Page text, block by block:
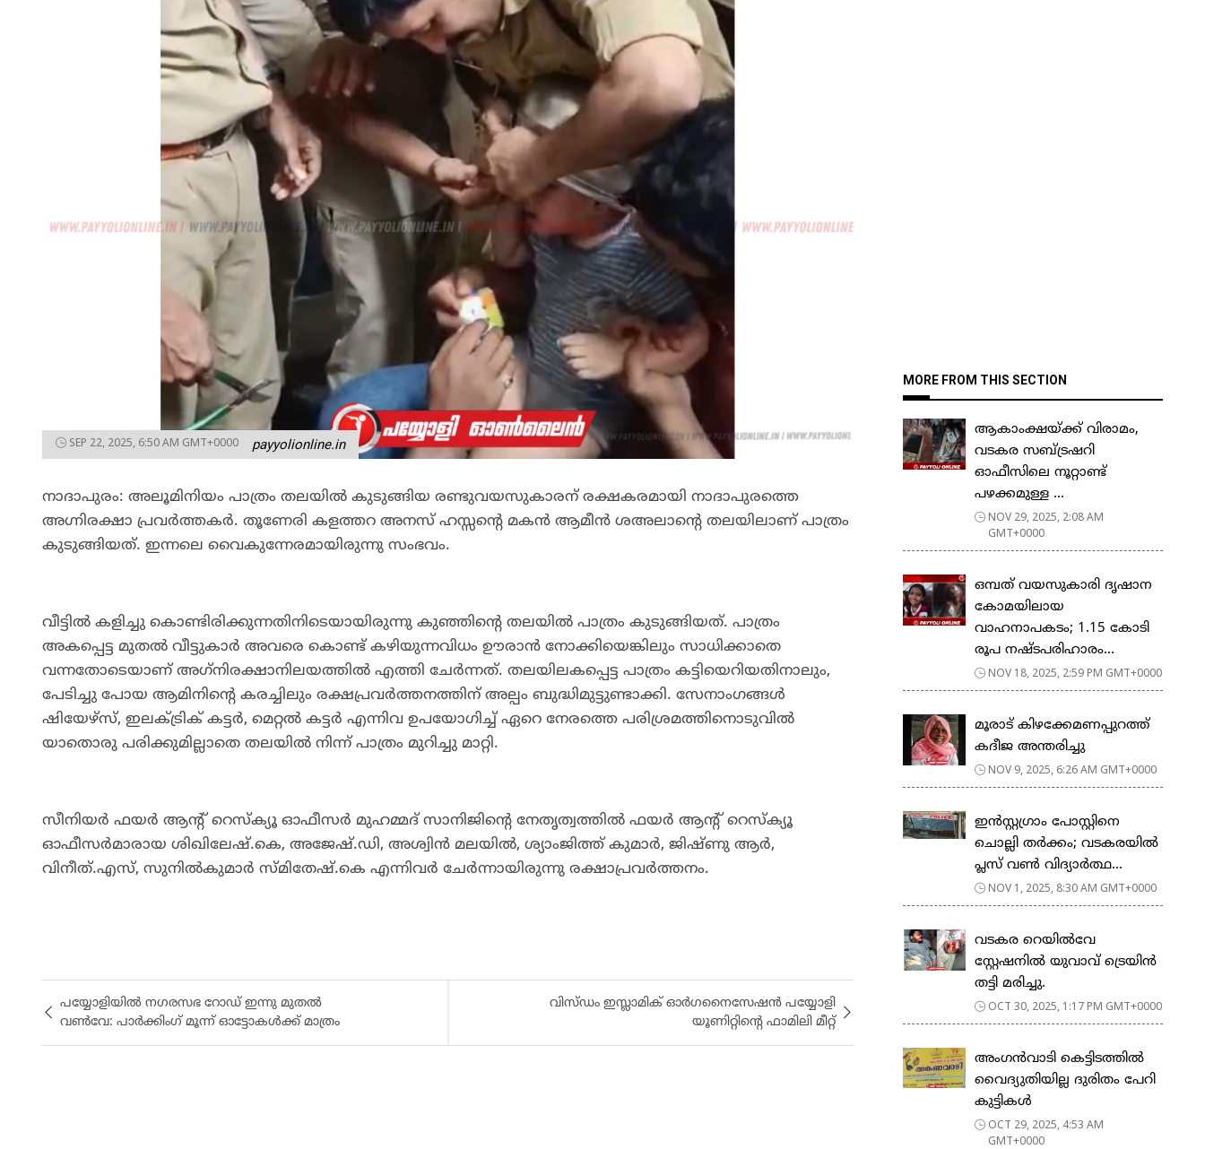
SEP 22, 2025, 6:50 AM GMT+0000 payyolionline.in
നാദാപുരം: അലൂമിനിയം പാത്രം തലയില്‍ കുടുങ്ങിയ രണ്ടുവയസുകാരന് രക്ഷകരമായി നാദാപുരത്തെ
അഗ്നിരക്ഷാ പ്രവര്‍ത്തകര്‍. തൂണേരി കളത്തറ അനസ് ഹസ്സന്റെ മകന്‍ ആമീന്‍ ശഅലാന്റെ തലയിലാണ് പാത്രം
കുടുങ്ങിയത്. ഇന്നലെ വൈകുന്നേരമായിരുന്നു സംഭവം.
വീട്ടില്‍ കളിച്ചു കൊണ്ടിരിക്കുന്നതിനിടെയായിരുന്നു കുഞ്ഞിന്റെ തലയില്‍ പാത്രം കുടുങ്ങിയത്. പാത്രം
അകപ്പെട്ട മുതല്‍ വീട്ടുകാര്‍ അവരെ കൊണ്ട് കഴിയുന്നവിധം ഊരാന്‍ നോക്കിയെങ്കിലും സാധിക്കാതെ
വന്നതോടെയാണ് അഗ്‌നിരക്ഷാനിലയത്തില്‍ എത്തി ചേര്‍ന്നത്. തലയിലകപ്പെട്ട പാത്രം കട്ടിയെറിയതിനാലും,
പേടിച്ചു പോയ ആമിനിന്റെ കരച്ചിലും രക്ഷപ്രവര്‍ത്തനത്തിന് അല്പം ബുദ്ധിമുട്ടുണ്ടാക്കി. സേനാംഗങ്ങള്‍
ഷിയേഴ്സ്, ഇലക്ട്രിക് കട്ടര്‍, മെറ്റല്‍ കട്ടര്‍ എന്നിവ ഉപയോഗിച്ച് ഏറെ നേരത്തെ പരിശ്രമത്തിനൊടുവില്‍
യാതൊരു പരിക്കുമില്ലാതെ തലയില്‍ നിന്ന് പാത്രം മുറിച്ചു മാറ്റി.
സീനിയര്‍ ഫയര്‍ ആന്റ് റെസ്‌ക്യൂ ഓഫീസര്‍ മുഹമ്മദ് സാനിജിന്റെ നേതൃത്വത്തില്‍ ഫയര്‍ ആന്റ് റെസ്‌ക്യൂ
ഓഫീസര്‍മാരായ ശിഖിലേഷ്.കെ, അജേഷ്.ഡി, അശ്വിന്‍ മലയില്‍, ശ്യാംജിത്ത് കുമാര്‍, ജിഷ്ണു ആര്‍,
വിനീത്.എസ്, സുനില്‍കുമാര്‍ സ്മിതേഷ്.കെ എന്നിവര്‍ ചേര്‍ന്നായിരുന്നു രക്ഷാപ്രവര്‍ത്തനം.
പയ്യോളിയിൽ നഗരസഭ റോഡ് ഇന്നു മുതൽ
വൺവേ: പാർക്കിംഗ് മൂന്ന് ഓട്ടോകൾക്ക് മാത്രം
വിസ്ഡം ഇസ്ലാമിക് ഓർഗനൈസേഷൻ പയ്യോളി
യൂണിറ്റിൻ്റെ ഫാമിലി മീറ്റ്
MORE FROM THIS SECTION
ആകാംക്ഷയ്ക്ക് വിരാമം,
വടകര സബ്ട്രഷറി
ഓഫീസിലെ നൂറ്റാണ്ട്
പഴക്കമുള്ള ...
NOV 29, 2025, 2:08 AM
GMT+0000
ഒമ്പത് വയസുകാരി ദൃഷാന
കോമയിലായ
വാഹനാപകടം; 1.15 കോടി
രൂപ നഷ്ടപരിഹാരം...
NOV 18, 2025, 2:59 PM GMT+0000
മൂരാട് കിഴക്കേമണപ്പുറത്ത്
കദീജ അന്തരിച്ചു
NOV 9, 2025, 6:26 AM GMT+0000
ഇൻസ്റ്റഗ്രാം പോസ്റ്റിനെ
ചൊല്ലി തർക്കം; വടകരയിൽ
പ്ലസ് വൺ വിദ്യാർത്ഥ...
NOV 1, 2025, 8:30 AM GMT+0000
വടകര റെയിൽവേ
സ്റ്റേഷനിൽ യുവാവ് ട്രെയിൻ
തട്ടി മരിച്ചു.
OCT 30, 2025, 1:17 PM GMT+0000
അംഗൻവാടി കെട്ടിടത്തിൽ
വൈദ്യുതിയില്ല ദുരിതം പേറി
കുട്ടികൾ
OCT 29, 2025, 4:53 AM
GMT+0000